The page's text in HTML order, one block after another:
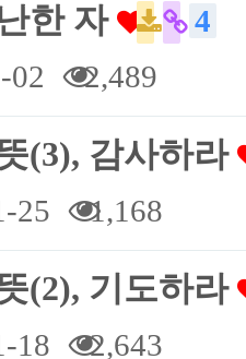
한 자
4
02 2,489
(3), 감사하라
25 1,168
(2), 기도하라
18 2,643